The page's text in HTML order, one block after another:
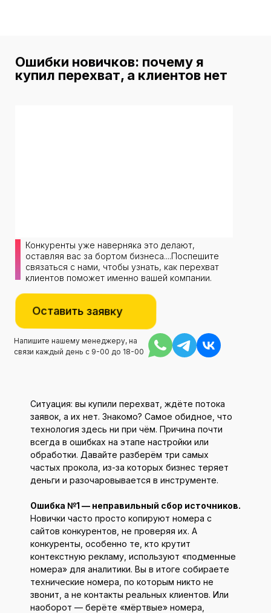
Ошибки новичков: почему я
купил перехват, а клиентов нет
Напишите нашему менеджеру, на
связи каждый день с 9-00 до 18-00
Конкуренты уже наверняка это делают,
оставляя вас за бортом бизнеса....Поспешите
связаться с нами, чтобы узнать, как перехват
клиентов поможет именно вашей компании.
Оставить заявку
Ситуация: вы купили перехват, ждёте потока
заявок, а их нет. Знакомо? Самое обидное, что
технология здесь ни при чём. Причина почти
всегда в ошибках на этапе настройки или
обработки. Давайте разберём три самых
частых прокола, из-за которых бизнес теряет
деньги и разочаровывается в инструменте.
Ошибка №1 — неправильный сбор источников.
Новички часто просто копируют номера с
сайтов конкурентов, не проверяя их. А
конкуренты, особенно те, кто крутит
контекстную рекламу, используют «подменные
номера» для аналитики. Вы в итоге собираете
технические номера, по которым никто не
звонит, а не контакты реальных клиентов. Или
наоборот — берёте «мёртвые» номера,